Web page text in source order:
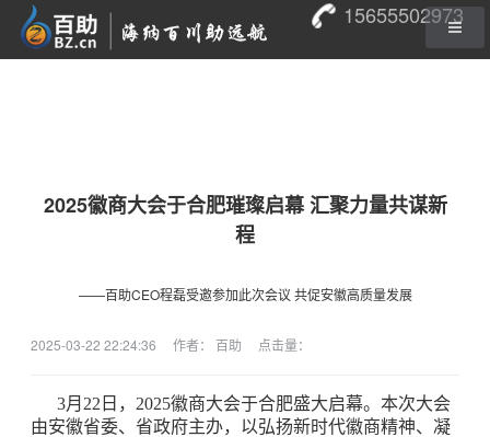
15655502973
2025徽商大会于合肥璀璨启幕 汇聚力量共谋新
程
——百助CEO程磊受邀参加此次会议 共促安徽高质量发展
2025-03-22 22:24:36 作者： 百助 点击量：
3月22日，2025徽商大会于合肥盛大启幕。本次大会
由安徽省委、省政府主办，以弘扬新时代徽商精神、凝